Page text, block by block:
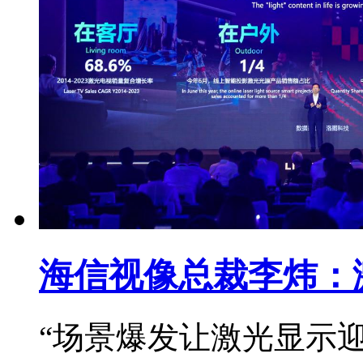
海信视像总裁李炜
“场景爆发让激光显示